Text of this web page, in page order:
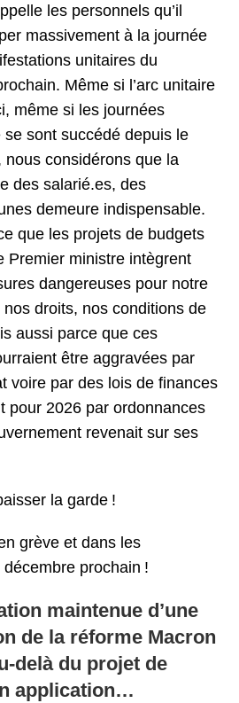
les personnels qu’il
massivement à la journée
unitaires du
Même si l’arc unitaire
même si les journées
se sont succédé depuis le
nous considérons que la
des salarié.es, des
demeure indispensable.
que les projets de budgets
Premier ministre intègrent
dangereuses pour notre
droits, nos conditions de
aussi parce que ces
être aggravées par
voire par des lois de finances
pour 2026 par ordonnances
revenait sur ses
la garde !
grève et dans les
prochain !
maintenue d’une
de la réforme Macron
delà du projet de
application…